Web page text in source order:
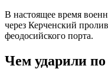
В настоящее время
через Керченский
феодосийского порта.
Чем ударили